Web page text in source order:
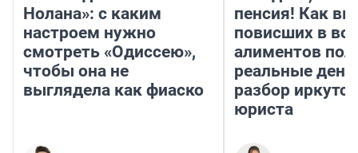
Нолана»: с каким
настроем нужно
смотреть «Одиссею»,
чтобы она не
выглядела как фиаско
пенсия! Как
повисших в
алиментов
реальные
разбор
юриста